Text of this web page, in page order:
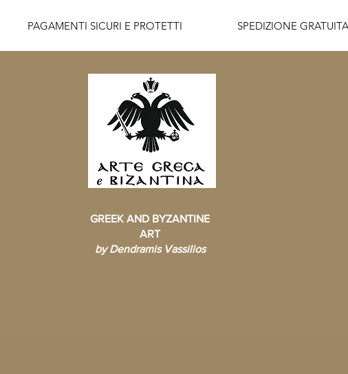
PAGAMENTI SICURI E PROTETTI                    SPEDIZIONE
GREEK AND BYZANTINE
ART
by Dendramis Vassilios